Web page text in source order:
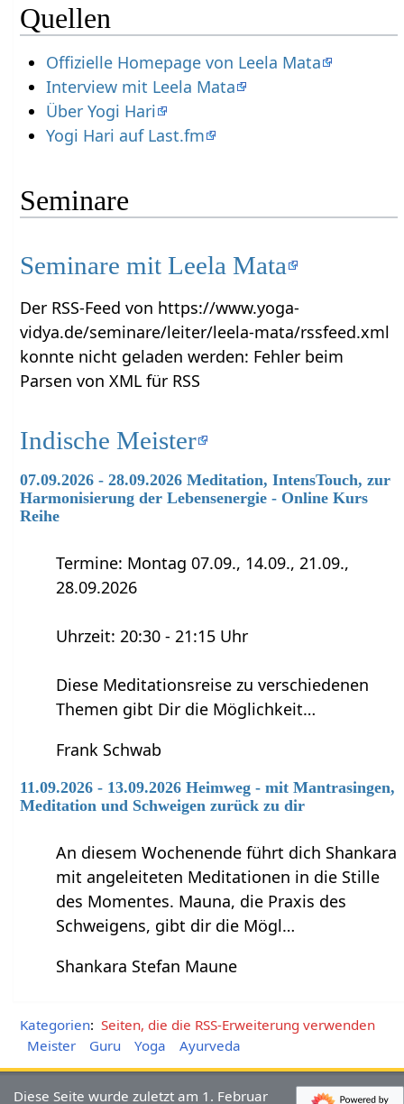
Quellen
Offizielle Homepage von Leela Mata
Interview mit Leela Mata
Über Yogi Hari
Yogi Hari auf Last.fm
Seminare
Seminare mit Leela Mata
Der RSS-Feed von https://www.yoga-
vidya.de/seminare/leiter/leela-mata/rssfeed.xml
konnte nicht geladen werden: Fehler beim
Parsen von XML für RSS
Indische Meister
07.09.2026 - 28.09.2026 Meditation, IntensTouch, zur
Harmonisierung der Lebensenergie - Online Kurs
Reihe
Termine: Montag 07.09., 14.09., 21.09.,
28.09.2026
Uhrzeit: 20:30 - 21:15 Uhr
Diese Meditationsreise zu verschiedenen
Themen gibt Dir die Möglichkeit…
Frank Schwab
11.09.2026 - 13.09.2026 Heimweg - mit Mantrasingen,
Meditation und Schweigen zurück zu dir
An diesem Wochenende führt dich Shankara
mit angeleiteten Meditationen in die Stille
des Momentes. Mauna, die Praxis des
Schweigens, gibt dir die Mögl…
Shankara Stefan Maune
Kategorien: Seiten, die die RSS-Erweiterung verwenden
Meister
Guru Yoga Ayurveda
Diese Seite wurde zuletzt am 1. Februar